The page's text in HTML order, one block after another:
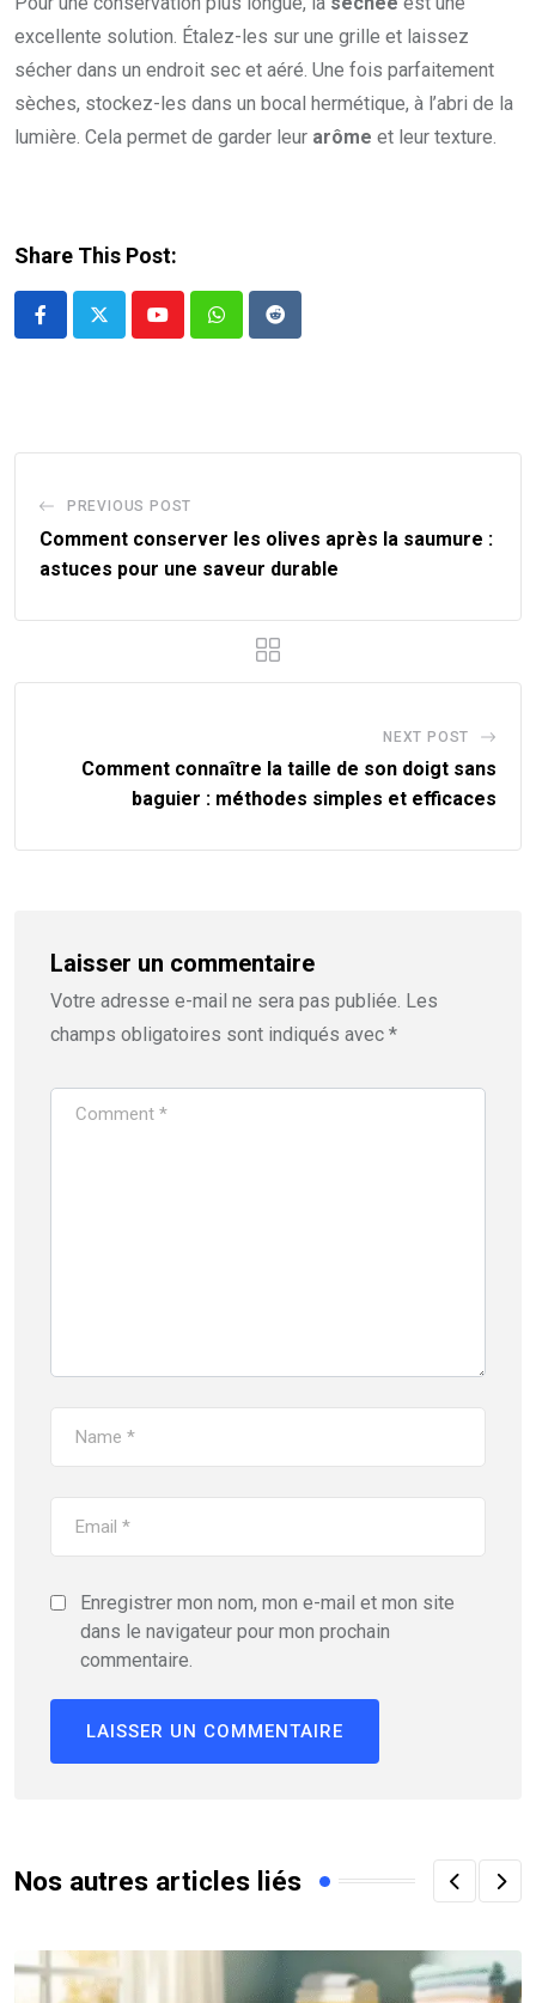
excellente solution. Étalez-les sur une grille et laissez
sécher dans un endroit sec et aéré. Une fois parfaitement
sèches, stockez-les dans un bocal hermétique, à l’abri de la
lumière. Cela permet de garder leur arôme et leur texture.
Share This Post:
YoutubeWhatsappReddit
PREVIOUS POST
Comment conserver les olives après la saumure :
astuces pour une saveur durable
NEXT POST
Comment connaître la taille de son doigt sans
baguier : méthodes simples et efficaces
Laisser un commentaire
Votre adresse e-mail ne sera pas publiée. Les
champs obligatoires sont indiqués avec *
Enregistrer mon nom, mon e-mail et mon site
dans le navigateur pour mon prochain
commentaire.
Nos autres articles liés